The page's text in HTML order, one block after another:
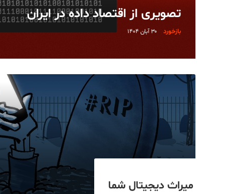
تصویری از اقتصاد داده در ایران
بازخورد ۳۰ آبان ۱۴۰۴
میراث دیجیتال شما